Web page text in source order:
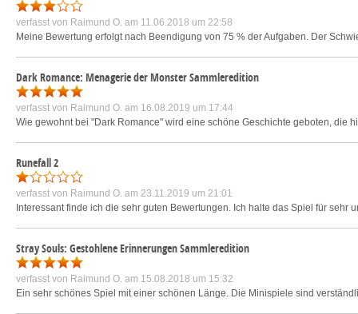
verfasst von Raimund O. am 11.06.2018 um 22:58
Meine Bewertung erfolgt nach Beendigung von 75 % der Aufgaben. Der
Dark Romance: Menagerie der Monster Sammleredition
verfasst von Raimund O. am 16.08.2019 um 17:44
Wie gewohnt bei "Dark Romance" wird eine schöne Geschichte geboten, die
Runefall 2
verfasst von Raimund O. am 23.11.2019 um 21:01
Interessant finde ich die sehr guten Bewertungen. Ich halte das Spiel für
Stray Souls: Gestohlene Erinnerungen Sammleredition
verfasst von Raimund O. am 15.08.2018 um 15:32
Ein sehr schönes Spiel mit einer schönen Länge. Die Minispiele sind